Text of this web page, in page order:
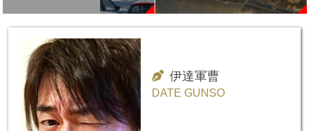
伊達軍曹
DATE GUNSO